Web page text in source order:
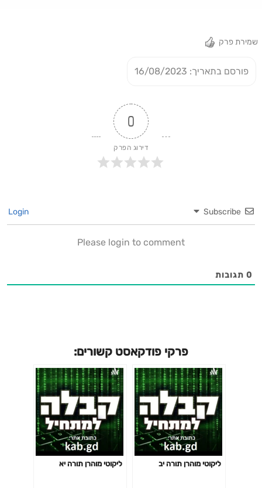
שמירת פרק
פורסם בתאריך: 16/08/2023
0
דירוג הפרק
Subscribe
Please login to comment
0 תגובות
פרקי פודקאסט קשורים:
ליקוטי מוהרן תורה יב ליקוטי מוהרן תורה יא